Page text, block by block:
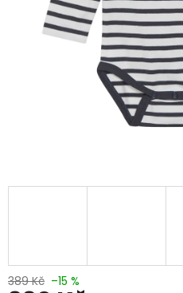
389 Kč –15 %